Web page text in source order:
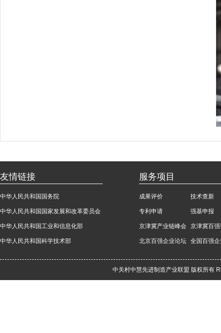
友情链接
中华人民共和国国务院
中华人民共和国国家发展和改革委员会
中华人民共和国工业和信息化部
中华人民共和国科学技术部
服务项目
成果评价 技术查新
专利申请 强基申报
京津冀产业链峰会 京津冀百
北京百强企业论坛 全国百强
中关村中慧先进制造产业联盟 版权所有